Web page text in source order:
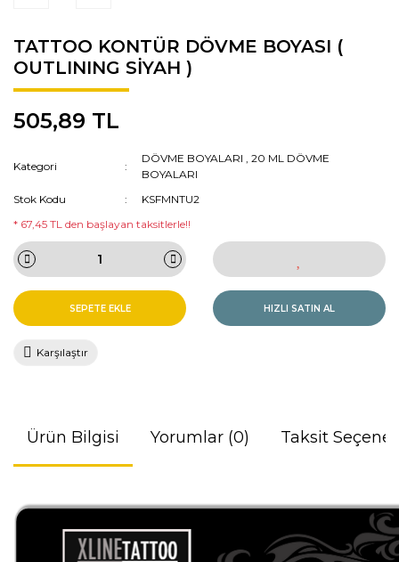
TATTOO KONTÜR DÖVME BOYASI (
OUTLINING SİYAH )
505,89 TL
Kategori
DÖVME BOYALARI ,20 ML DÖVME
BOYALARI
Stok Kodu
KSFMNTU2
* 67,45 TL den başlayan taksitlerle!!
SEPETE EKLE HIZLI SATIN AL
Karşılaştır
Ürün Bilgisi Yorumlar (0) Taksit